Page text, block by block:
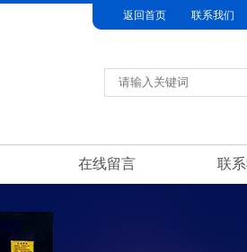
返回首页 联系我们
在线留言 联